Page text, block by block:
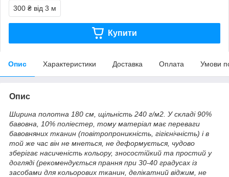
300 ₴ від 3 м
Купити
Опис Характеристики Доставка Оплата Умови
Опис
Ширина полотна 180 см, щільність 240 г/м2. У складі 90%
бавовна, 10% поліестер, тому матеріал має переваги
бавовняних тканин (повітропроникність, гігієнічність) і в
той же час він не мнеться, не деформується, чудово
зберігає насиченість кольору, зносостійкий та простий у
догляді (рекомендується прання при 30-40 градусах із
засобами для кольорових тканин, делікатний віджим, не